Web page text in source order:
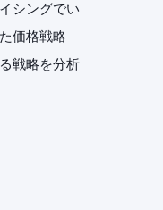
シングでい
価格戦略
戦略を分析